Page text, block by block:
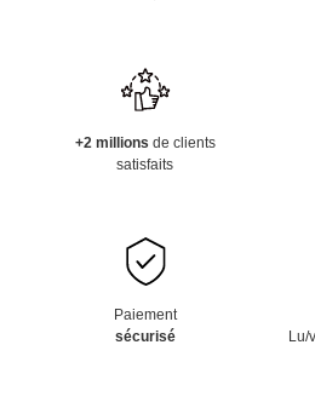
+2 millions de clients
satisfaits
Paiement
sécurisé
Lu/